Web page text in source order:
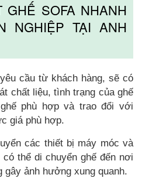
GHẾ SOFA NHANH
NGHIỆP TẠI ANH
cầu từ khách hàng, sẽ có
chất liệu, tình trạng của ghế
phù hợp và trao đổi với
giá phù hợp.
các thiết bị máy móc và
thể di chuyển ghế đến nơi
gây ảnh hưởng xung quanh.